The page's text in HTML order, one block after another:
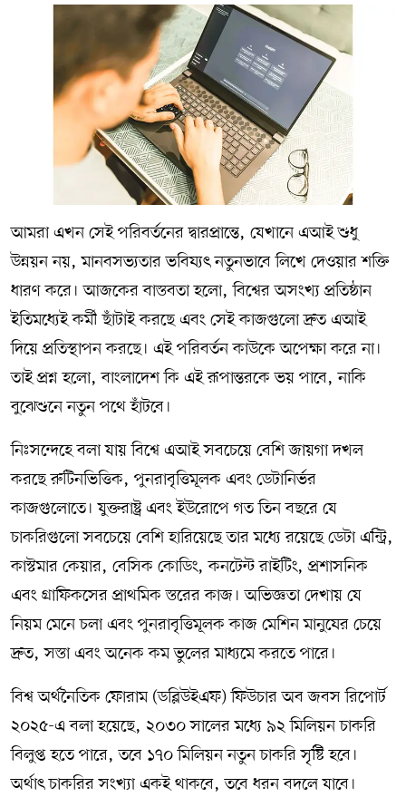
আমরা এখন সেই পরিবর্তনের দ্বারপ্রান্তে, যেখানে এআই শুধু
উন্নয়ন নয়, মানবসভ্যতার ভবিষ্যৎ নতুনভাবে লিখে দেওয়ার শক্তি
ধারণ করে। আজকের বাস্তবতা হলো, বিশ্বের অসংখ্য প্রতিষ্ঠান
ইতিমধ্যেই কর্মী ছাঁটাই করছে এবং সেই কাজগুলো দ্রুত এআই
দিয়ে প্রতিস্থাপন করছে। এই পরিবর্তন কাউকে অপেক্ষা করে না।
তাই প্রশ্ন হলো, বাংলাদেশ কি এই রূপান্তরকে ভয় পাবে, নাকি
বুঝেশুনে নতুন পথে হাঁটবে।
নিঃসন্দেহে বলা যায় বিশ্বে এআই সবচেয়ে বেশি জায়গা দখল
করছে রুটিনভিত্তিক, পুনরাবৃত্তিমূলক এবং ডেটানির্ভর
কাজগুলোতে। যুক্তরাষ্ট্র এবং ইউরোপে গত তিন বছরে যে
চাকরিগুলো সবচেয়ে বেশি হারিয়েছে তার মধ্যে রয়েছে ডেটা এন্ট্রি,
কাস্টমার কেয়ার, বেসিক কোডিং, কনটেন্ট রাইটিং, প্রশাসনিক
এবং গ্রাফিকসের প্রাথমিক স্তরের কাজ। অভিজ্ঞতা দেখায় যে
নিয়ম মেনে চলা এবং পুনরাবৃত্তিমূলক কাজ মেশিন মানুষের চেয়ে
দ্রুত, সস্তা এবং অনেক কম ভুলের মাধ্যমে করতে পারে।
বিশ্ব অর্থনৈতিক ফোরাম (ডব্লিউইএফ) ফিউচার অব জবস রিপোর্ট
২০২৫-এ বলা হয়েছে, ২০৩০ সালের মধ্যে ৯২ মিলিয়ন চাকরি
বিলুপ্ত হতে পারে, তবে ১৭০ মিলিয়ন নতুন চাকরি সৃষ্টি হবে।
অর্থাৎ চাকরির সংখ্যা একই থাকবে, তবে ধরন বদলে যাবে।